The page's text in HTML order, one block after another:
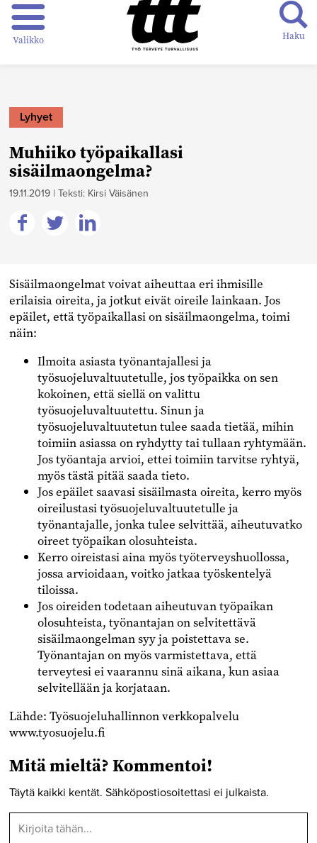
Valikko Haku
Lyhyet
Muhiiko työpaikallasi
sisäilmaongelma?
19.11.2019 | Teksti: Kirsi Väisänen
Facebookissa
Twitterissä
Linkedinissä
Sisäilmaongelmat voivat aiheuttaa eri ihmisille
erilaisia oireita, ja jotkut eivät oireile lainkaan. Jos
epäilet, että työpaikallasi on sisäilmaongelma, toimi
näin:
Ilmoita asiasta työnantajallesi ja
työsuojeluvaltuutetulle, jos työpaikka on sen
kokoinen, että siellä on valittu
työsuojeluvaltuutettu. Sinun ja
työsuojeluvaltuutetun tulee saada tietää, mihin
toimiin asiassa on ryhdytty tai tullaan ryhtymään.
Jos työantaja arvioi, ettei toimiin tarvitse ryhtyä,
myös tästä pitää saada tieto.
Jos epäilet saavasi sisäilmasta oireita, kerro myös
oireilustasi työsuojeluvaltuutetulle ja
työnantajalle, jonka tulee selvittää, aiheutuvatko
oireet työpaikan olosuhteista.
Kerro oireistasi aina myös työterveyshuollossa,
jossa arvioidaan, voitko jatkaa työskentelyä
tiloissa.
Jos oireiden todetaan aiheutuvan työpaikan
olosuhteista, työnantajan on selvitettävä
sisäilmaongelman syy ja poistettava se.
Työnantajan on myös varmistettava, että
terveytesi ei vaarannu sinä aikana, kun asiaa
selvitellään ja korjataan.
Lähde: Työsuojeluhallinnon verkkopalvelu
www.tyosuojelu.fi
Mitä mieltä? Kommentoi!
Täytä kaikki kentät. Sähköpostiosoitettasi ei julkaista.